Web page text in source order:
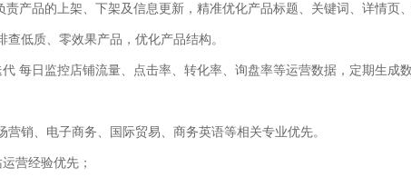
责产品的上架、下架及信息更新，精准优化产品标题、关键词、详情
查低质、零效果产品，优化产品结构。
每日监控店铺流量、点击率、转化率、询盘率等运营数据，定期生成
营销、电子商务、国际贸易、商务英语等相关专业优先。
营经验优先；